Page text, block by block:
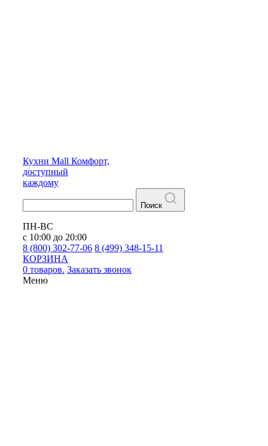
Кухни Mall Комфорт,
доступный
каждому
Поиск
ПН-ВС
с 10:00 до 20:00
8 (800) 302-77-06 8 (499) 348-15-11
КОРЗИНА
0 товаров. Заказать звонок
Меню